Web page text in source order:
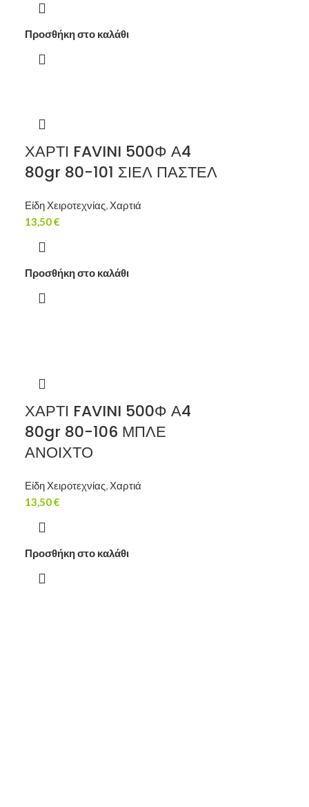
Προσθήκη στο καλάθι
ΧΑΡΤΙ FAVINI 500Φ Α4
80gr 80-101 ΣΙΕΛ ΠΑΣΤΕΛ
Είδη Χειροτεχνίας, Χαρτιά
13,50€
Προσθήκη στο καλάθι
ΧΑΡΤΙ FAVINI 500Φ Α4
80gr 80-106 ΜΠΛΕ
ΑΝΟΙΧΤΟ
Είδη Χειροτεχνίας, Χαρτιά
13,50€
Προσθήκη στο καλάθι